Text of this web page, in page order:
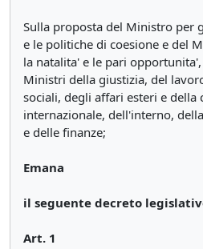
Sulla proposta del Ministro per
e le politiche di coesione e del
la natalita' e le pari
Ministri della giustizia, del
sociali, degli affari esteri e della
internazionale, dell'interno,
e delle finanze;
Emana
il seguente decreto
Art. 1